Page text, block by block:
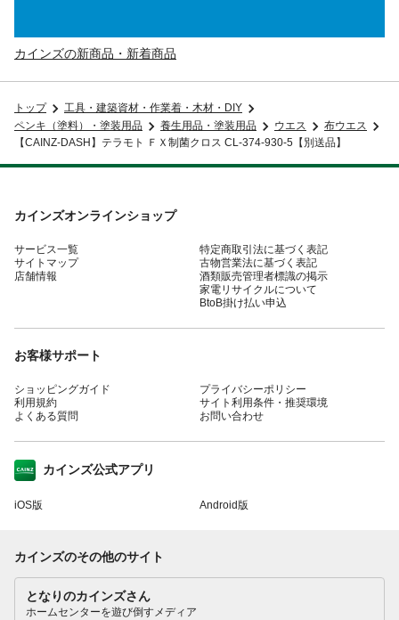
カインズの新商品・新着商品
トップ
工具・建築資材・作業着・木材・DIY
ペンキ（塗料）・塗装用品
養生用品・塗装用品 ウエス
布ウエス
【CAINZ-DASH】テラモト ＦＸ制菌クロス CL-374-930-5【別送品】
カインズオンラインショップ
サービス一覧
サイトマップ
店舗情報
特定商取引法に基づく表記
古物営業法に基づく表記
酒類販売管理者標識の掲示
家電リサイクルについて
BtoB掛け払い申込
お客様サポート
ショッピングガイド
利用規約
よくある質問
プライバシーポリシー
サイト利用条件・推奨環境
お問い合わせ
カインズ公式アプリ
iOS版 Android版
カインズのその他のサイト
となりのカインズさん
ホームセンターを遊び倒すメディア